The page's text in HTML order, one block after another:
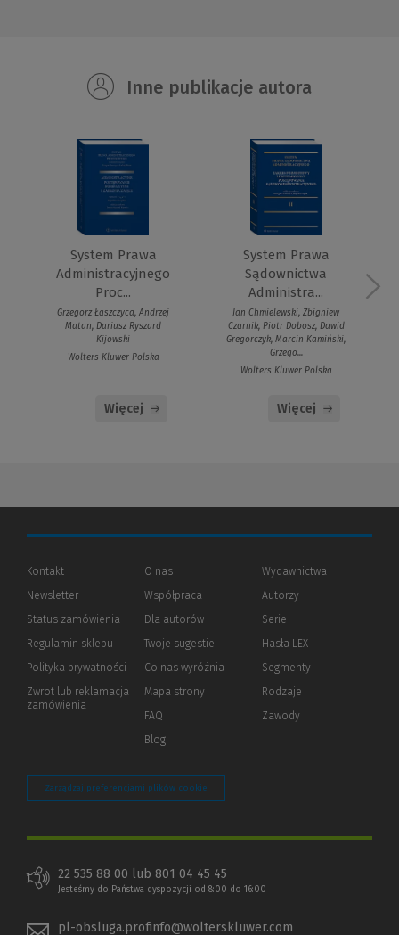
Inne publikacje autora
System Prawa
Administracyjnego
Proc...
Grzegorz Łaszczyca, Andrzej
Matan, Dariusz Ryszard
Kijowski
Wolters Kluwer Polska
Więcej
System Prawa
Sądownictwa
Administra...
Jan Chmielewski, Zbigniew
Czarnik, Piotr Dobosz, Dawid
Gregorczyk, Marcin Kamiński,
Grzego...
Wolters Kluwer Polska
Więcej
Kontakt
Newsletter
Status zamówienia
Regulamin sklepu
Polityka prywatności (Nowe
(Link
innej
Zwrot lub reklamacja
zamówienia
O nas
Współpraca
Dla autorów(Nowe
(Link
innej
strony)
Twoje sugestie
Co nas wyróżnia
Mapa strony
FAQ
Blog
Wydawnictwa
Autorzy
Serie
Hasła LEX
Segmenty
Rodzaje
Zawody
Zarządzaj preferencjami plików cookie
22 535 88 00 lub 801 04 45 45
Jesteśmy do Państwa dyspozycji od 8:00 do 16:00
pl-obsluga.profinfo@wolterskluwer.com